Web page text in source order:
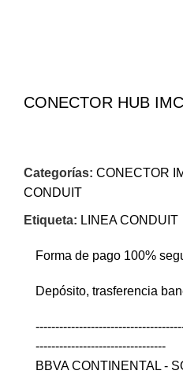
CONECTOR HUB
Categorías: CONECTOR
CONDUIT
Etiqueta: LINEA CONDUIT
Forma de pago 100%
Depósito, trasferencia
---------------------------------
BBVA CONTINENTAL -